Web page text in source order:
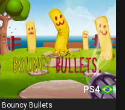
PS4
Bouncy Bullets